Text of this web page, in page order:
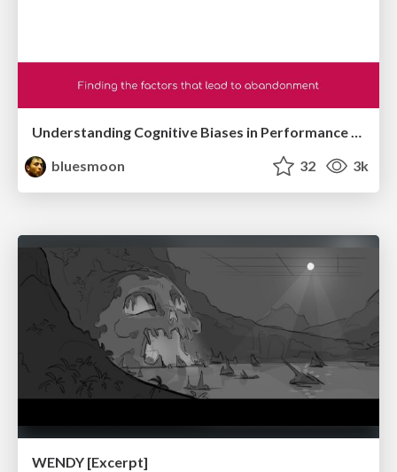
Understanding Cognitive Biases in Performance Measurement
bluesmoon
32 3k
WENDY [Excerpt]